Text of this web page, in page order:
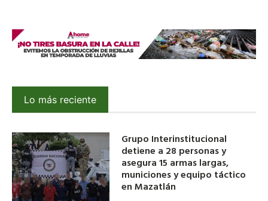
Lo más reciente
Grupo Interinstitucional
detiene a 28 personas y
asegura 15 armas largas,
municiones y equipo táctico
en Mazatlán